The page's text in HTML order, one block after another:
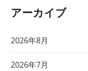
アーカイブ
2026年8月
2026年7月